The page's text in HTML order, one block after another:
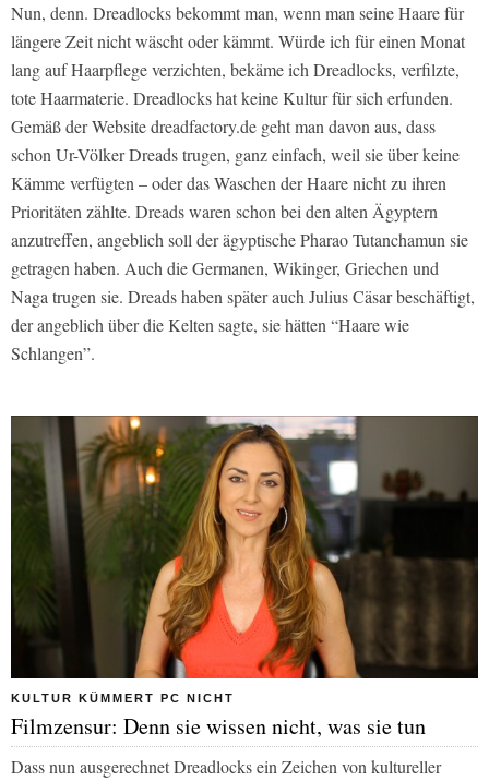
Nun, denn. Dreadlocks bekommt man, wenn man seine Haare für
längere Zeit nicht wäscht oder kämmt. Würde ich für einen Monat
lang auf Haarpflege verzichten, bekäme ich Dreadlocks, verfilzte,
tote Haarmaterie. Dreadlocks hat keine Kultur für sich erfunden.
Gemäß der Website dreadfactory.de geht man davon aus, dass
schon Ur-Völker Dreads trugen, ganz einfach, weil sie über keine
Kämme verfügten – oder das Waschen der Haare nicht zu ihren
Prioritäten zählte. Dreads waren schon bei den alten Ägyptern
anzutreffen, angeblich soll der ägyptische Pharao Tutanchamun sie
getragen haben. Auch die Germanen, Wikinger, Griechen und
Naga trugen sie. Dreads haben später auch Julius Cäsar beschäftigt,
der angeblich über die Kelten sagte, sie hätten “Haare wie
Schlangen”.
KULTUR KÜMMERT PC NICHT
Filmzensur: Denn sie wissen nicht, was sie tun
Dass nun ausgerechnet Dreadlocks ein Zeichen von kultureller